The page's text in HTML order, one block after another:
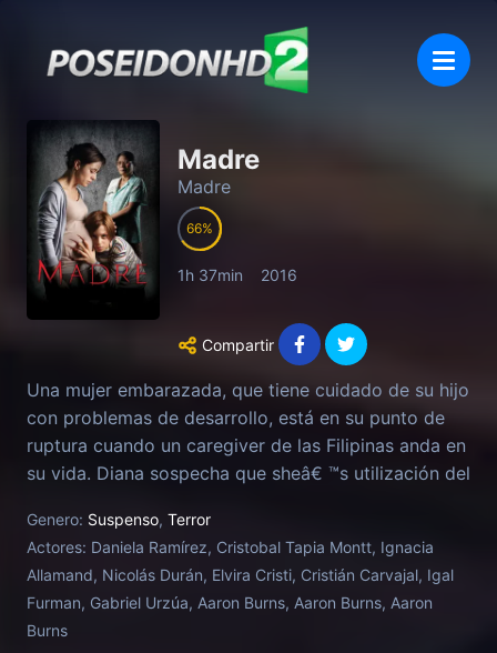
Madre
Madre
66
1h 37min 2016
Compartir
Una mujer embarazada, que tiene cuidado de su hijo
con problemas de desarrollo, está en su punto de
ruptura cuando un caregiver de las Filipinas anda en
su vida. Diana sospecha que sheâ€ ™s utilización del
su hijo.
Genero: Suspenso, Terror
Actores: Daniela Ramírez, Cristobal Tapia Montt, Ignacia
Allamand, Nicolás Durán, Elvira Cristi, Cristián Carvajal, Igal
Furman, Gabriel Urzúa, Aaron Burns, Aaron Burns, Aaron
Burns